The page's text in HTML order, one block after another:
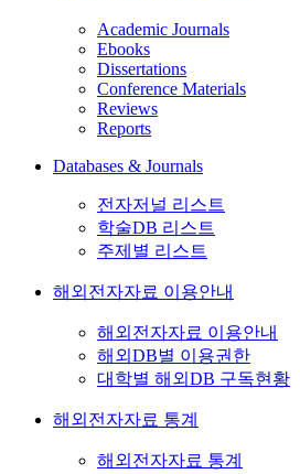
Academic Journals
Ebooks
Dissertations
Conference Materials
Reviews
Reports
Databases & Journals
전자저널 리스트
학술DB 리스트
주제별 리스트
해외전자자료 이용안내
해외전자자료 이용안내
해외DB별 이용권한
대학별 해외DB 구독현황
해외전자자료 통계
해외전자자료 통계